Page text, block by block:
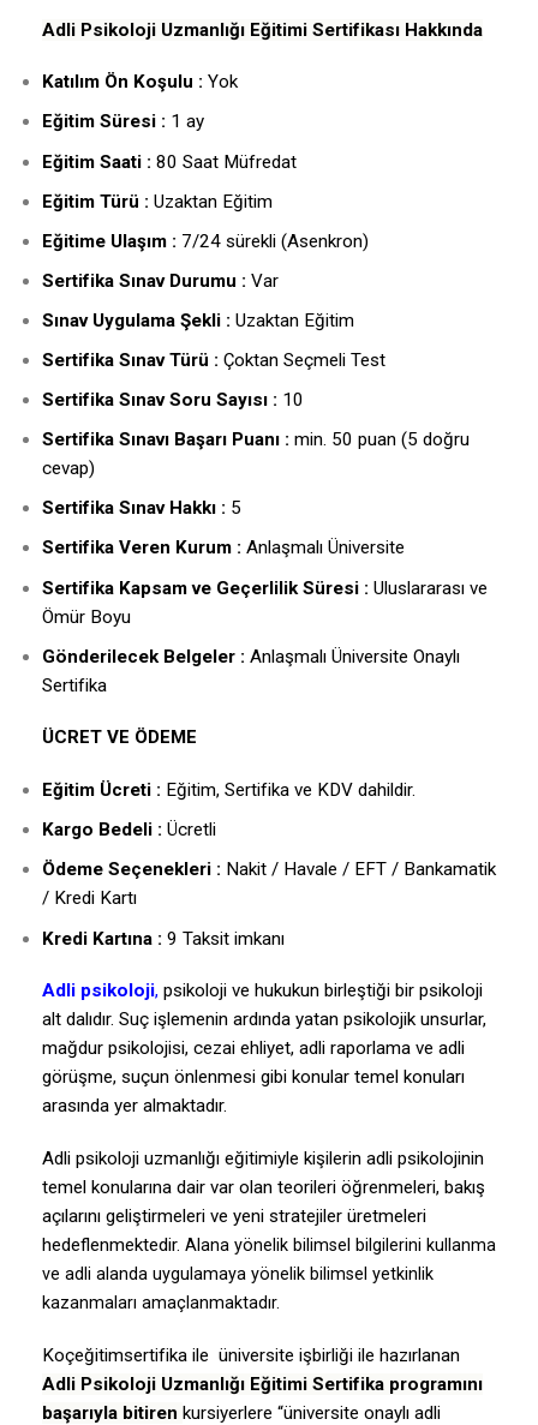
Adli Psikoloji Uzmanlığı Eğitimi Sertifikası Hakkında
Katılım Ön Koşulu : Yok
Eğitim Süresi : 1 ay
Eğitim Saati : 80 Saat Müfredat
Eğitim Türü : Uzaktan Eğitim
Eğitime Ulaşım : 7/24 sürekli (Asenkron)
Sertifika Sınav Durumu : Var
Sınav Uygulama Şekli : Uzaktan Eğitim
Sertifika Sınav Türü : Çoktan Seçmeli Test
Sertifika Sınav Soru Sayısı : 10
Sertifika Sınavı Başarı Puanı : min. 50 puan (5 doğru
cevap)
Sertifika Sınav Hakkı : 5
Sertifika Veren Kurum : Anlaşmalı Üniversite
Sertifika Kapsam ve Geçerlilik Süresi : Uluslararası ve
Ömür Boyu
Gönderilecek Belgeler : Anlaşmalı Üniversite Onaylı
Sertifika
ÜCRET VE ÖDEME
Eğitim Ücreti : Eğitim, Sertifika ve KDV dahildir.
Kargo Bedeli : Ücretli
Ödeme Seçenekleri : Nakit / Havale / EFT / Bankamatik
/ Kredi Kartı
Kredi Kartına : 9 Taksit imkanı
Adli psikoloji, psikoloji ve hukukun birleştiği bir psikoloji
alt dalıdır. Suç işlemenin ardında yatan psikolojik unsurlar,
mağdur psikolojisi, cezai ehliyet, adli raporlama ve adli
görüşme, suçun önlenmesi gibi konular temel konuları
arasında yer almaktadır.
Adli psikoloji uzmanlığı eğitimiyle kişilerin adli psikolojinin
temel konularına dair var olan teorileri öğrenmeleri, bakış
açılarını geliştirmeleri ve yeni stratejiler üretmeleri
hedeflenmektedir. Alana yönelik bilimsel bilgilerini kullanma
ve adli alanda uygulamaya yönelik bilimsel yetkinlik
kazanmaları amaçlanmaktadır.
Koçeğitimsertifika ile üniversite işbirliği ile hazırlanan
Adli Psikoloji Uzmanlığı Eğitimi Sertifika programını
başarıyla bitiren kursiyerlere “üniversite onaylı adli